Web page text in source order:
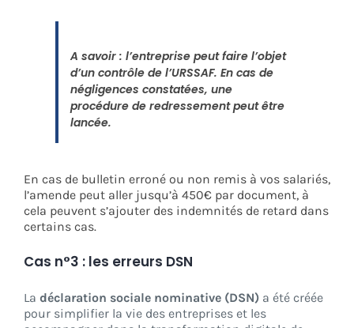
A savoir : l’entreprise peut faire l’objet
d’un contrôle de l’URSSAF. En cas de
négligences constatées, une
procédure de redressement peut être
lancée.
En cas de bulletin erroné ou non remis à vos salariés,
l’amende peut aller jusqu’à 450€ par document, à
cela peuvent s’ajouter des indemnités de retard dans
certains cas.
Cas n°3 : les erreurs DSN
La déclaration sociale nominative (DSN) a été créée
pour simplifier la vie des entreprises et les